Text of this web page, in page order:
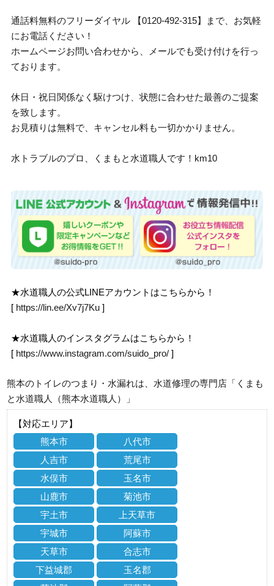
通話料無料のフリーダイヤル 【0120-492-315】まで、お気軽
にお電話ください！
ホームページお問い合わせから、メールでも受け付けを行っ
ております。
休日・祝日関係なく駆けつけ、状態に合わせた最善のご提案
を致します。
お見積りは無料で、キャンセル料も一切かかりません。
水トラブルのプロ、くまもと水道職人です！km10
★水道職人の公式LINEアカウントはこちらから！
[ https://lin.ee/Xv7j7Ku ]
★水道職人のインスタグラムはこちらから！
[ https://www.instagram.com/suido_pro/ ]
熊本のトイレのつまり・水漏れは、水道修理の専門店「くまも
と水道職人（熊本水道職人）」
【対応エリア】
熊本市
八代市
人吉市
荒尾市
水俣市
玉名市
山鹿市
菊池市
宇土市
上天草市
宇城市
阿蘇市
天草市
合志市
下益城郡
玉名郡